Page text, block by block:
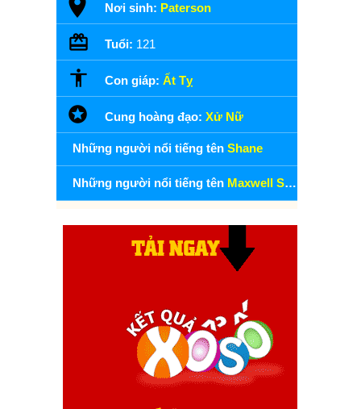
Nơi sinh: Paterson
Tuổi: 121
Con giáp: Ất Tỵ
Cung hoàng đạo: Xử Nữ
Những người nổi tiếng tên Shane
Những người nổi tiếng tên Maxwell Shane